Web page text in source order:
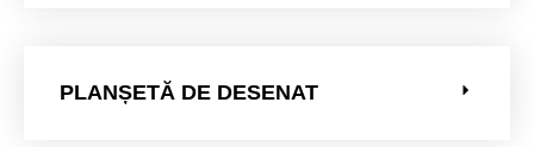
PLANȘETĂ DE DESENAT